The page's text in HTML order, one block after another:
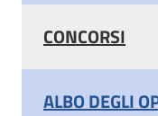
CONCORSI
ALBO DEGLI